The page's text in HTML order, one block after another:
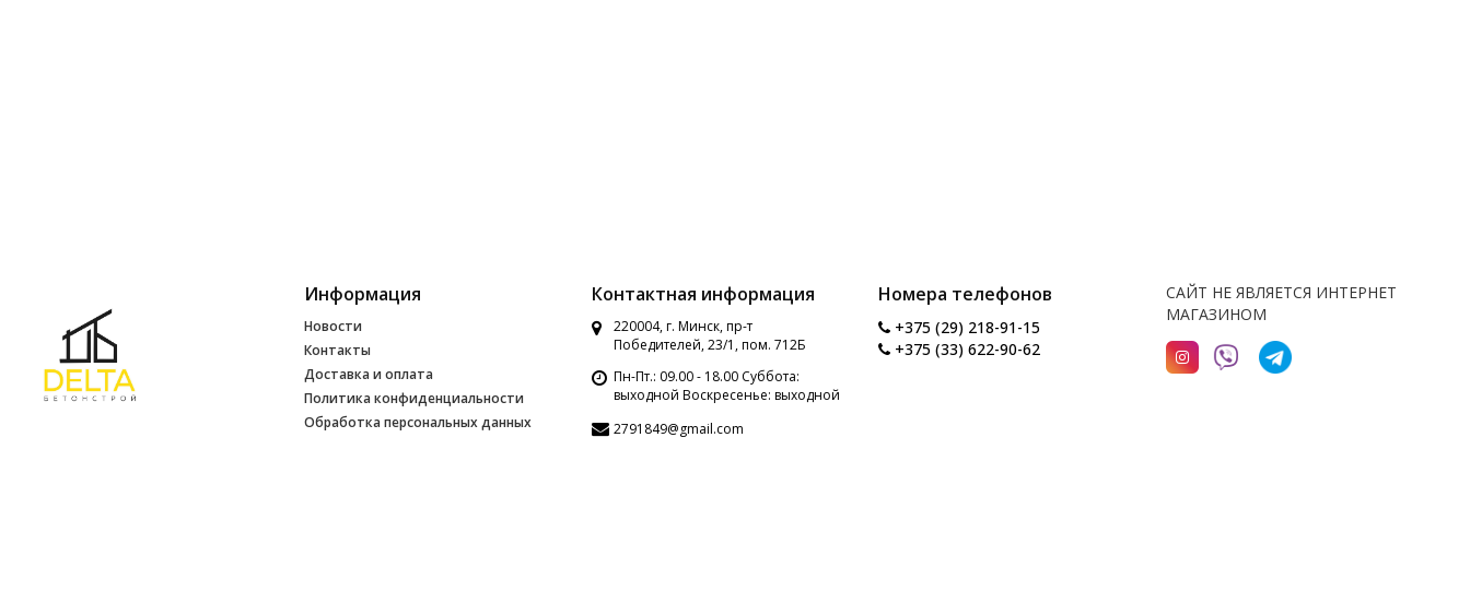
Информация
Новости
Контакты
Доставка и оплата
Политика конфиденциальности
Обработка персональных данных
Контактная информация
220004, г. Минск, пр-т
Победителей, 23/1, пом. 712Б
Пн-Пт.: 09.00 - 18.00 Суббота:
выходной Воскресенье: выходной
2791849@gmail.com
Номера телефонов
+375 (29) 218-91-15
+375 (33) 622-90-62
САЙТ НЕ ЯВЛЯЕТСЯ ИНТЕРНЕТ
МАГАЗИНОМ